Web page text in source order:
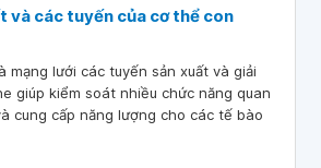
và các tuyến của cơ thể con
mạng lưới các tuyến sản xuất và giải
giúp kiểm soát nhiều chức năng quan
cung cấp năng lượng cho các tế bào